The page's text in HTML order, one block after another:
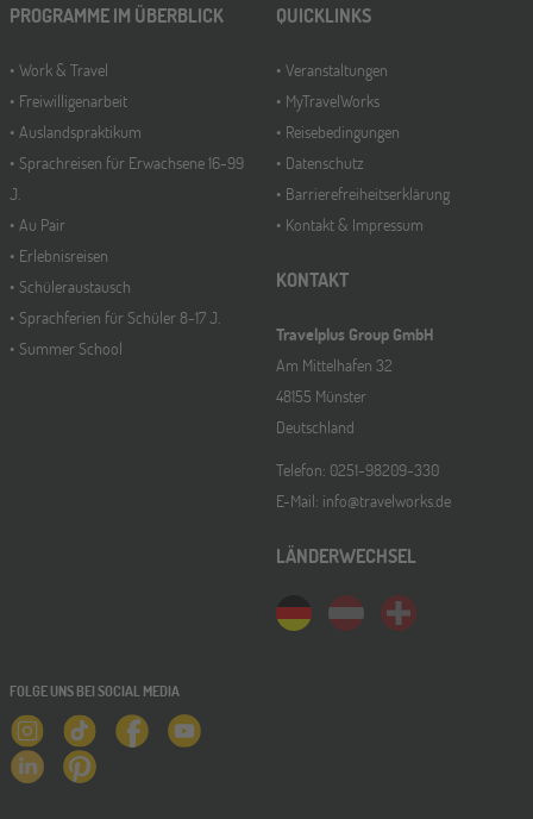
ONLINE
Schüleraustausch-Infoabend (Ozeanien &
ONLINE
Schüleraustausch-Infoabend (Europa)
21 ONLINE
Schüleraustausch-Infoabend (Ozeanien &
PROGRAMME IM ÜBERBLICK
Work & Travel
Freiwilligenarbeit
Auslandspraktikum
Sprachreisen für Erwachsene 16-99
J.
Au Pair
Erlebnisreisen
Schüleraustausch
Sprachferien für Schüler 8-17 J.
Summer School
QUICKLINKS
Veranstaltungen
MyTravelWorks
Reisebedingungen
Datenschutz
Barrierefreiheitserklärung
Kontakt & Impressum
KONTAKT
Travelplus Group GmbH
Am Mittelhafen 32
48155 Münster
Deutschland
Telefon: 0251-98209-330
E-Mail: info@travelworks.de
LÄNDERWECHSEL
FOLGE UNS BEI SOCIAL MEDIA